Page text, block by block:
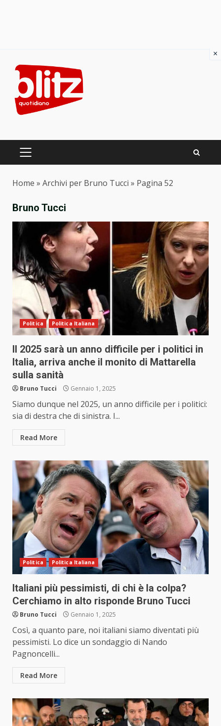
content
PRIMARY
Home » Archivi per Bruno Tucci » Pagina 52
Bruno Tucci
Politica Politica Italiana
Il 2025 sarà un anno difficile per i politici in
Italia, arriva anche il monito di Mattarella
sulla sanità
Bruno Tucci Gennaio 1, 2025
Siamo dunque nel 2025, un anno difficile per i politici:
sia di destra che di sinistra. I...
Read More
Politica Politica Italiana
Italiani più pessimisti, di chi è la colpa?
Cerchiamo in alto risponde Bruno Tucci
Bruno Tucci Gennaio 1, 2025
Così, a quanto pare, noi italiani siamo diventati più
pessimisti. Lo dice un sondaggio di Nando
Pagnoncelli...
Read More
×